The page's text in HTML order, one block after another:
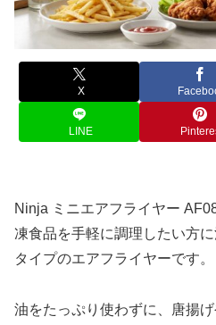
X
LINE
Ninja ミニエアフライヤー
凍食品を手軽に調理したい方
タイプのエアフライヤーです。
油をたっぷり使わずに、唐揚